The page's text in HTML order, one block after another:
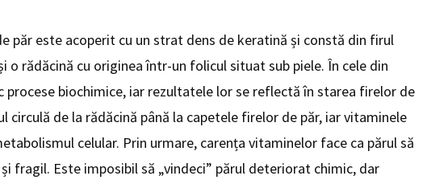
păr este acoperit cu un strat dens de keratină și constă din firul
o rădăcină cu originea într-un folicul situat sub piele. În cele din
procese biochimice, iar rezultatele lor se reflectă în starea firelor de
circulă de la rădăcină până la capetele firelor de păr, iar vitaminele
celular. Prin urmare, carența vitaminelor face ca părul să
fragil. Este imposibil să „vindeci” părul deteriorat chimic, dar